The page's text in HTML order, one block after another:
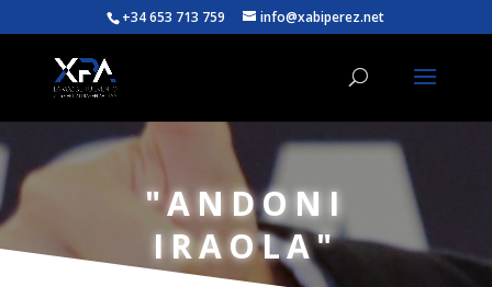
+34 653 713 759 info@xabiperez.net
"ANDONI
IRAOLA"